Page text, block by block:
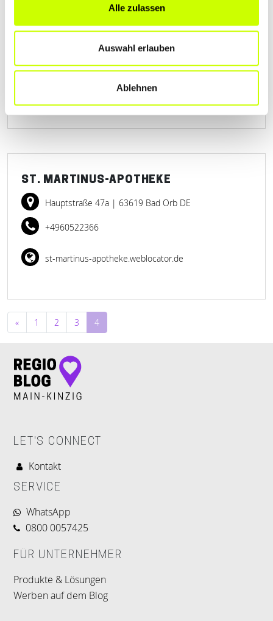
Alle zulassen
Auswahl erlauben
Ablehnen
SPESSART APOTHEKE
Am Pflaster 18| 63599 Biebergemünd DE
spessart-apotheke-bessenbach.de
ST. MARTINUS-APOTHEKE
Hauptstraße 47a | 63619 Bad Orb DE
+4960522366
st-martinus-apotheke.weblocator.de
Beitragsnavigation
« 1 2 3 4
LET'S CONNECT
Kontakt
SERVICE
WhatsApp
0800 0057425
FÜR UNTERNEHMER
Produkte & Lösungen
Werben auf dem Blog